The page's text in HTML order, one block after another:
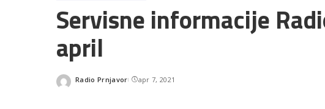
Servisne informacije
april
Posted
Radio Prnjavor apr 7, 2021